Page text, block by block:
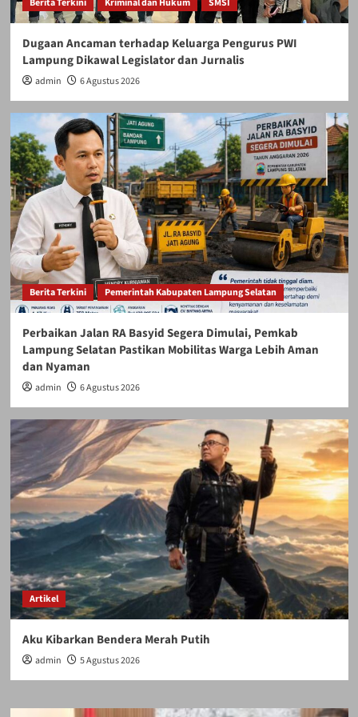
Berita Terkini Kriminal dan Hukum SMSI
Dugaan Ancaman terhadap Keluarga Pengurus PWI
Lampung Dikawal Legislator dan Jurnalis
admin 6 Agustus 2026
Berita Terkini Pemerintah Kabupaten Lampung Selatan
Perbaikan Jalan RA Basyid Segera Dimulai, Pemkab
Lampung Selatan Pastikan Mobilitas Warga Lebih Aman
dan Nyaman
admin 6 Agustus 2026
Artikel
Aku Kibarkan Bendera Merah Putih
admin 5 Agustus 2026